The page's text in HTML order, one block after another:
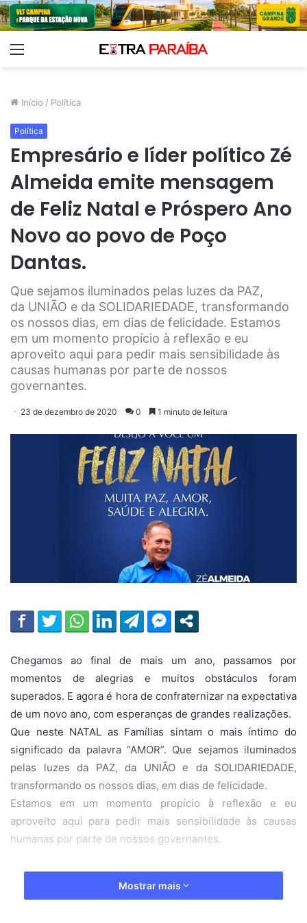
Início / Política
Política
Empresário e líder político Zé
Almeida emite mensagem
de Feliz Natal e Próspero Ano
Novo ao povo de Poço
Dantas.
Que sejamos iluminados pelas luzes da PAZ,
da UNIÃO e da SOLIDARIEDADE, transformando
os nossos dias, em dias de felicidade. Estamos
em um momento propício à reflexão e eu
aproveito aqui para pedir mais sensibilidade às
causas humanas por parte de nossos
governantes.
23 de dezembro de 2020 0 1 minuto de leitura
Chegamos ao final de mais um ano, passamos por
momentos de alegrias e muitos obstáculos foram
superados. E agora é hora de confraternizar na expectativa
de um novo ano, com esperanças de grandes realizações.
Que neste NATAL as Famílias sintam o mais íntimo do
significado da palavra “AMOR”. Que sejamos iluminados
pelas luzes da PAZ, da UNIÃO e da SOLIDARIEDADE,
transformando os nossos dias, em dias de felicidade.
Estamos em um momento propício à reflexão e eu
aproveito aqui para pedir mais sensibilidade às causas
humanas por parte de nossos governantes.
Estamos em uma época em que a violência, a negação de
direitos como saúde e educação tornou-se algo banal, algo
Mostrar mais